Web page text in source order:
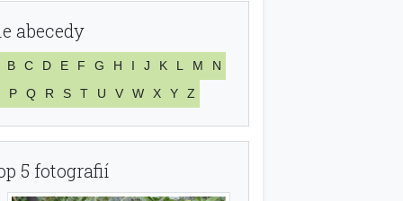
abecedy
B C D E F G H I J K L M
N
P
Q R S T U V W X Y Z
5 fotografií